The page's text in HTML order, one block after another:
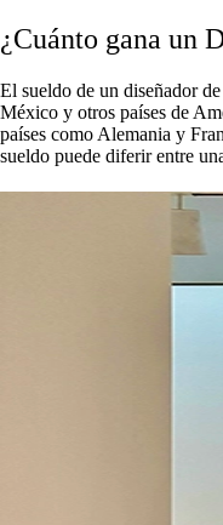
¿Cuánto gana un
El sueldo de un diseñador
México y otros países de
países como Alemania y
sueldo puede diferir entre